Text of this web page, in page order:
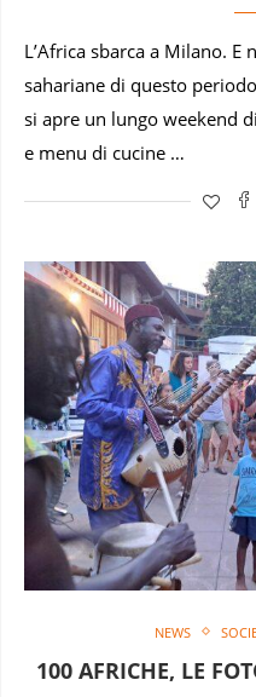
L’Africa sbarca a Milano. E
sahariane di questo
si apre un lungo weekend
e menu di cucine …
NEWS
100 AFRICHE, LE